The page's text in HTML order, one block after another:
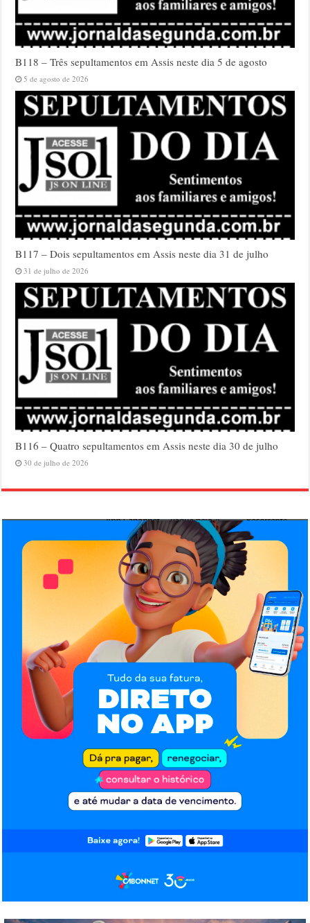
B118 – Três sepultamentos em Assis neste dia 5 de agosto
5 de agosto de 2026
B117 – Dois sepultamentos em Assis neste dia 31 de julho
31 de julho de 2026
B116 – Quatro sepultamentos em Assis neste dia 30 de julho
30 de julho de 2026